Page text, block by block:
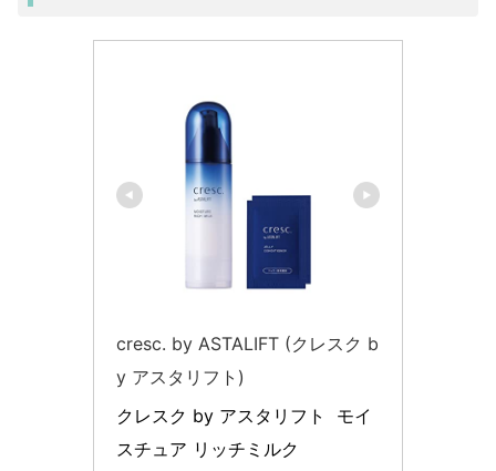
cresc. by ASTALIFT (クレスク b
y アスタリフト)
クレスク by アスタリフト  モイ
スチュア リッチミルク